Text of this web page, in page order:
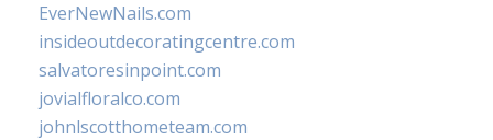
EverNewNails.com
insideoutdecoratingcentre.com
salvatoresinpoint.com
jovialfloralco.com
johnlscotthometeam.com